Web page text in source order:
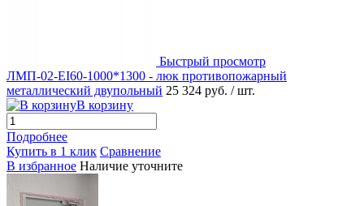
Быстрый просмотр
ЛМП-02-EI60-1000*1300 - люк противопожарный
металлический двупольный 25 324 руб. / шт.
В корзину
Подробнее
Купить в 1 клик Сравнение
В избранное Наличие уточните